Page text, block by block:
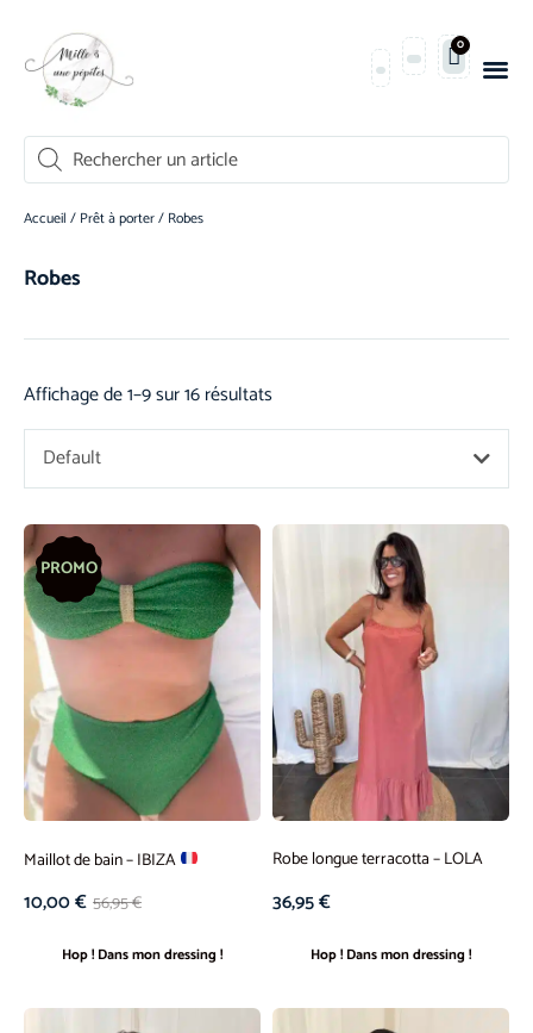
0
Accueil / Prêt à porter/ Robes
Robes
Affichage de 1–9 sur 16 résultats
Default
PROMO
Maillot de bain – IBIZA
56,95€
10,00€
Hop ! Dans mon dressing !
Robe longue terracotta – LOLA
36,95€
Hop ! Dans mon dressing !